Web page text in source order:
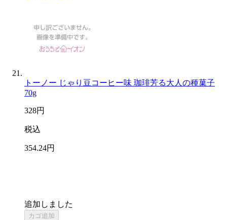
トーノー じゃり豆コーヒー味 珈琲芳る大人の種菓子
70g
328円
税込
354.24円
追加しました
カゴ追加